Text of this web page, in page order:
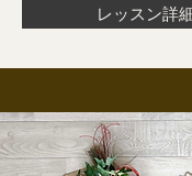
レッスン詳